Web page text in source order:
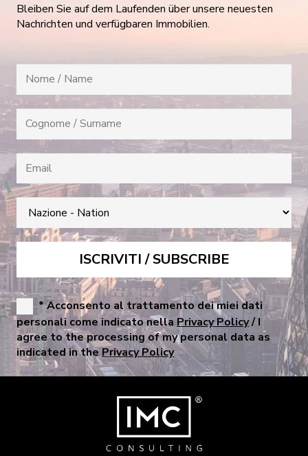
Bleiben Sie auf dem Laufenden über unsere neuesten
Nachrichten und verfügbaren Immobilien.
* Acconsento al trattamento dei miei dati
personali come indicato nella Privacy Policy/ I
agree to the processing of my personal data as
indicated in thePrivacy Policy